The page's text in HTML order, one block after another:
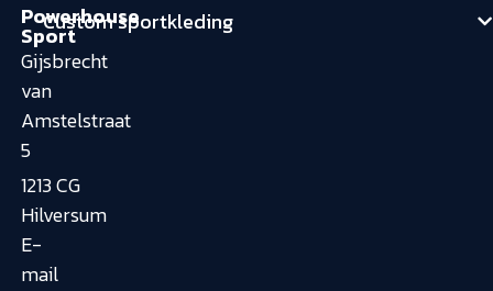
Powerhouse
Sport
Gijsbrecht
van
Amstelstraat
5
1213 CG
Hilversum
E-
mail
Custom sportkleding